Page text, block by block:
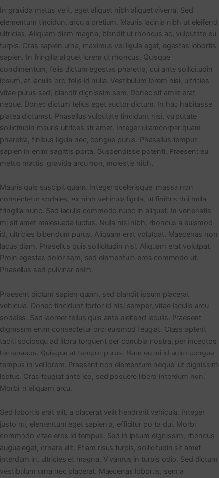
In gravida metus velit, eget aliquet nibh aliquet viverra. Sed
elementum tincidunt arcu a pretium. Mauris lacinia nibh ut eleifend
ultricies. Aliquam diam magna, blandit ut rhoncus ac, vulputate eu
turpis. Cras sapien urna, maximus vel ligula eget, egestas lobortis
sapien. In fringilla aliquet lorem ut rhoncus. Quisque
condimentum, felis dictum egestas pharetra, dui ante sollicitudin
ipsum, at iaculis orci felis id nulla. Vestibulum lorem nisi, ultricies
vitae purus sed, blandit dignissim sem. Donec sit amet erat
neque. Donec dictum tellus eget auctor dictum. In hac habitasse
platea dictumst. Phasellus vulputate tincidunt nisi, vulputate
sollicitudin mauris ultrices sit amet. Integer ullamcorper quam
pharetra, finibus ligula nec, congue purus. Phasellus tempus
sapien in enim sagittis porta. Suspendisse potenti. Praesent eu
metus mattis, gravida arcu non, molestie nibh.
Mauris quis suscipit quam. Integer scelerisque, massa non
consectetur sodales, ex nibh vehicula ligula, ut finibus dui nulla
fringilla nunc. Sed iaculis commodo nunc in aliquet. In venenatis
mi sit amet malesuada luctus. Nulla nisi nibh, rhoncus a euismod
id, ultricies bibendum purus. Aliquam erat volutpat. Maecenas non
lacus diam. Phasellus quis sollicitudin nisl. Aliquam erat volutpat.
Proin egestas dolor sem, sed elementum eros commodo ut.
Phasellus sed pulvinar enim.
Praesent dictum sapien quam, sed blandit ipsum placerat
vehicula. Donec tincidunt tortor id nisl semper, vitae iaculis arcu
sodales. Sed laoreet tellus quis ante eleifend iaculis. Praesent
dignissim enim consectetur orci euismod feugiat. Class aptent
taciti sociosqu ad litora torquent per conubia nostra, per inceptos
himenaeos. Quisque at tempor purus. Nam eu mi id enim congue
tempus in vel lorem. Praesent non elementum neque, ut dignissim
lectus. Cras feugiat ante leo, sed posuere libero interdum non.
Morbi in aliquam arcu.
Sed lobortis erat elit, a placerat velit hendrerit vehicula. Integer
justo mi, elementum eget sapien a, efficitur porta dui. Morbi
commodo vitae eros id tempus. Sed in ipsum dignissim, rhoncus
augue eget, ornare elit. Etiam risus turpis, sollicitudin sit amet
interdum in, ultricies et magna. Vivamus in turpis odio. Sed dictum
vestibulum urna nec placerat. Maecenas lobortis, sem a